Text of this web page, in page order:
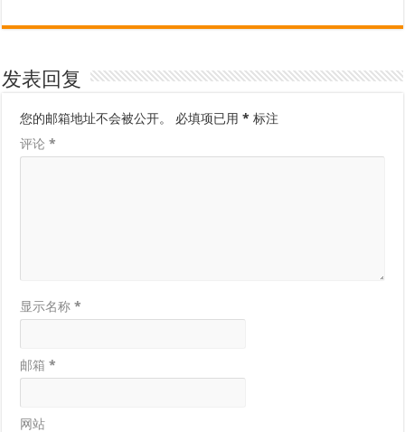
发表回复
您的邮箱地址不会被公开。 必填项已用* 标注
评论*
显示名称*
邮箱*
网站